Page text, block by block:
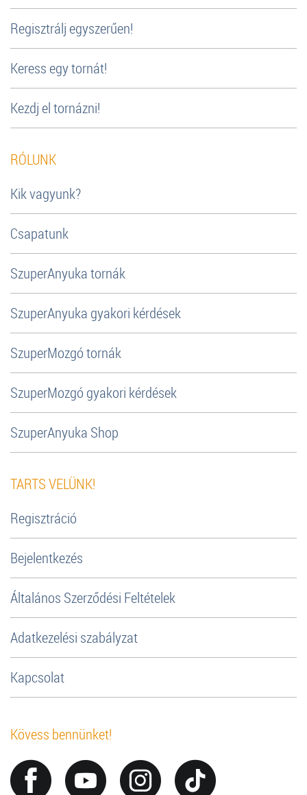
Regisztrálj egyszerűen!
Keress egy tornát!
Kezdj el tornázni!
RÓLUNK
Kik vagyunk?
Csapatunk
SzuperAnyuka tornák
SzuperAnyuka gyakori kérdések
SzuperMozgó tornák
SzuperMozgó gyakori kérdések
SzuperAnyuka Shop
TARTS VELÜNK!
Regisztráció
Bejelentkezés
Általános Szerződési Feltételek
Adatkezelési szabályzat
Kapcsolat
Kövess bennünket!